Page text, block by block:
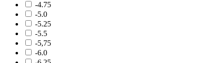
-4.75
-5.0
-5.25
-5.5
-5,75
-6.0